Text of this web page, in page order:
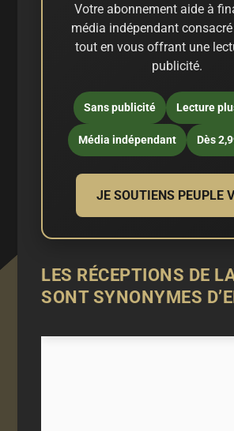
Votre abonnement aide à
média indépendant consacré
tout en vous offrant une
publicité.
Sans publicité Lecture
Média indépendant Dès
JE SOUTIENS PEUPLE
LES RÉCEPTIONS DE
SONT SYNONYMES